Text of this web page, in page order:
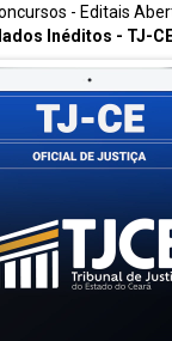
- Editais
Inéditos - TJ-